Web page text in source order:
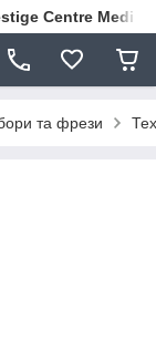
Centre Medical
та фрези